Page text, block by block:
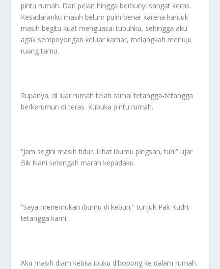
pintu rumah. Dari pelan hingga berbunyi sangat keras.
Kesadaranku masih belum pulih benar karena kantuk
masih begitu kuat menguasai tubuhku, sehingga aku
agak sempoyongan keluar kamar, melangkah menuju
ruang tamu.
Rupanya, di luar rumah telah ramai tetangga-tetangga
berkerumun di teras. Kubuka pintu rumah.
“Jam segini masih tidur. Lihat ibumu pingsan, tuh!” ujar
Bik Nani setengah marah kepadaku.
“Saya menemukan ibumu di kebun,” tunjuk Pak Kudri,
tetangga kami.
Aku masih diam ketika ibuku dibopong ke dalam rumah.